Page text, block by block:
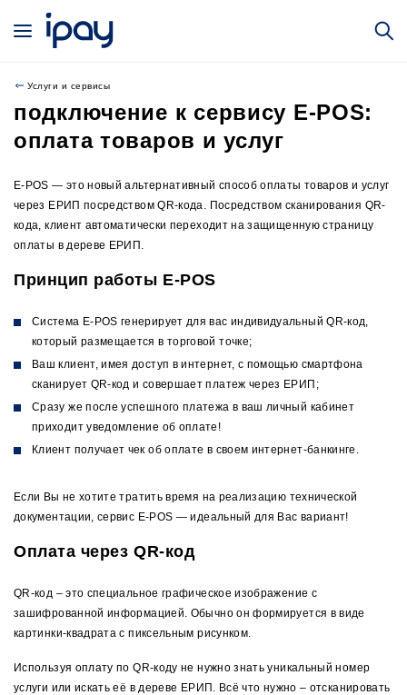
Услуги и сервисы
подключение к сервису E-POS:
оплата товаров и услуг
E-POS — это новый альтернативный способ оплаты товаров и услуг
через ЕРИП посредством QR-кода. Посредством сканирования QR-
кода, клиент автоматически переходит на защищенную страницу
оплаты в дереве ЕРИП.
Принцип работы E-POS
Система E-POS генерирует для вас индивидуальный QR-код,
который размещается в торговой точке;
Ваш клиент, имея доступ в интернет, с помощью смартфона
сканирует QR-код и совершает платеж через ЕРИП;
Сразу же после успешного платежа в ваш личный кабинет
приходит уведомление об оплате!
Клиент получает чек об оплате в своем интернет-банкинге.
Если Вы не хотите тратить время на реализацию технической
документации, сервис E-POS — идеальный для Вас вариант!
Оплата через QR-код
QR-код – это специальное графическое изображение с
зашифрованной информацией. Обычно он формируется в виде
картинки-квадрата с пиксельным рисунком.
Используя оплату по QR-коду не нужно знать уникальный номер
услуги или искать её в дереве ЕРИП. Всё что нужно – отсканировать